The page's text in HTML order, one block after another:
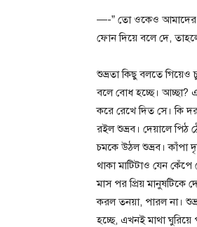
—-” তো ওকেও আমাদের
ফোন দিয়ে বলে দে,
শুভ্রতা কিছু বলতে
বলে বোধ হচ্ছে। আচ্ছা?
করে রেখে দিত সে। কি
রইল শুভ্রব। দেয়ালে পিঠ
চমকে উঠল শুভ্রব। কাঁপা
থাকা মাটিটাও যেন
মাস পর প্রিয় মানুষটিকে
করল তনয়া, পারল না।
হচ্ছে, এখনই মাথা ঘুরিয়ে